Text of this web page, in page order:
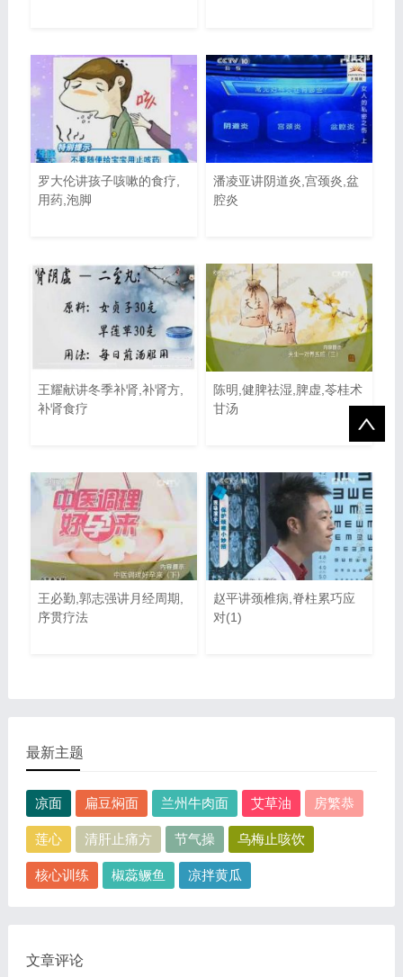
罗大伦讲孩子咳嗽的食疗,
用药,泡脚
潘凌亚讲阴道炎,宫颈炎,盆
腔炎
王耀献讲冬季补肾,补肾方,
补肾食疗
陈明,健脾祛湿,脾虚,苓桂术
甘汤
王必勤,郭志强讲月经周期,
序贯疗法
赵平讲颈椎病,脊柱累巧应
对(1)
最新主题
凉面 扁豆焖面 兰州牛肉面 艾草油 房繁恭
莲心 清肝止痛方 节气操 乌梅止咳饮
核心训练 椒蕊鳜鱼 凉拌黄瓜
文章评论